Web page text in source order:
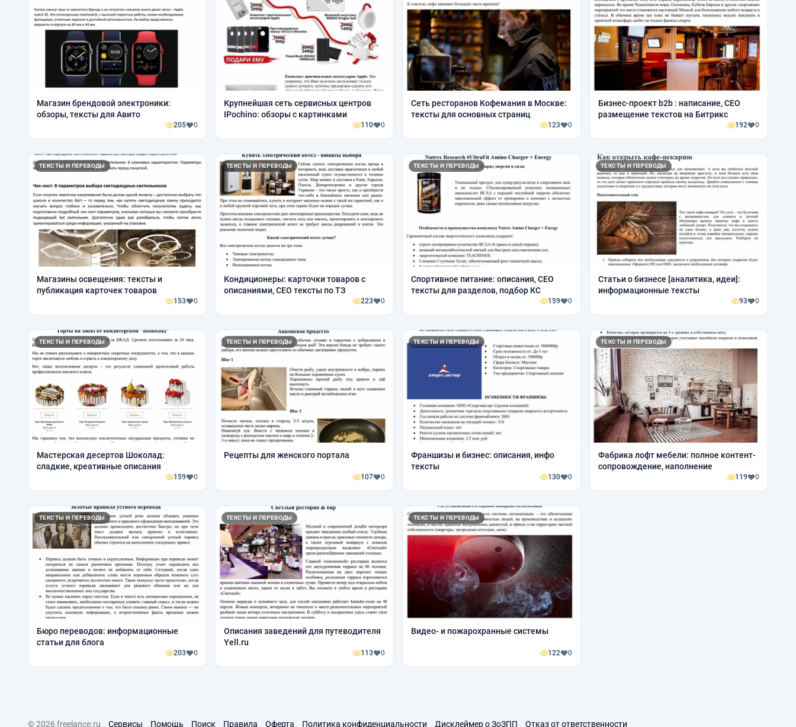
Магазин брендовой электроники:
обзоры, тексты для Авито
205 0
Крупнейшая сеть сервисных центров
IPochino: обзоры с картинками
110 0
Сеть ресторанов Кофемания в Москве:
тексты для основных страниц
123 0
Бизнес-проект b2b : написание, СЕО
размещение текстов на Битрикс
192 0
ТЕКСТЫ И ПЕРЕВОДЫ
Магазины освещения: тексты и
публикация карточек товаров
153 0
ТЕКСТЫ И ПЕРЕВОДЫ
Кондиционеры: карточки товаров с
описаниями, СЕО тексты по ТЗ
223 0
ТЕКСТЫ И ПЕРЕВОДЫ
Спортивное питание: описания, СЕО
тексты для разделов, подбор КС
159 0
ТЕКСТЫ И ПЕРЕВОДЫ
Статьи о бизнесе [аналитика, идеи]:
информационные тексты
93 0
ТЕКСТЫ И ПЕРЕВОДЫ
Мастерская десертов Шоколад:
сладкие, креативные описания
159 0
ТЕКСТЫ И ПЕРЕВОДЫ
Рецепты для женского портала
107 0
ТЕКСТЫ И ПЕРЕВОДЫ
Франшизы и бизнес: описания, инфо
тексты
130 0
ТЕКСТЫ И ПЕРЕВОДЫ
Фабрика лофт мебели: полное контент-
сопровождение, наполнение
119 0
ТЕКСТЫ И ПЕРЕВОДЫ
Бюро переводов: информационные
статьи для блога
203 0
ТЕКСТЫ И ПЕРЕВОДЫ
Описания заведений для путеводителя
Yell.ru
113 0
ТЕКСТЫ И ПЕРЕВОДЫ
Видео- и пожарохранные системы
122 0
© 2026 freelance.ru Сервисы Помощь Поиск Правила Оферта Политика конфиденциальности Дисклеймер о ЗоЗПП Отказ от ответственности